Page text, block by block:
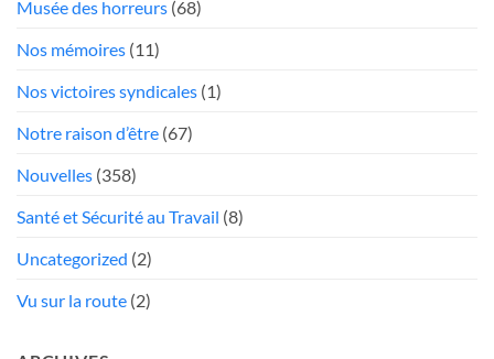
Musée des horreurs (68)
Nos mémoires (11)
Nos victoires syndicales (1)
Notre raison d’être (67)
Nouvelles (358)
Santé et Sécurité au Travail (8)
Uncategorized (2)
Vu sur la route (2)